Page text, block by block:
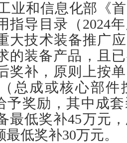
业和信息化部《
指导目录（2024
大技术装备推广
的装备产品，且
奖补，原则上按
总成或核心部件
予奖励，其中成
最低奖补45万元
低奖补30万元。